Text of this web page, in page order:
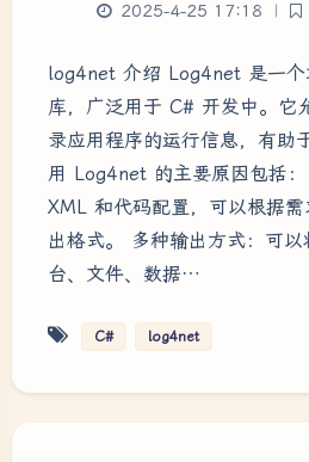
2025-4-25 17:18 |
log4net 介绍 Log4net 是一个
库，广泛用于 C# 开发中。它
录应用程序的运行信息，有助
用 Log4net 的主要原因包括
XML 和代码配置，可以根据
出格式。 多种输出方式：可以
台、文件、数据…
C# log4net